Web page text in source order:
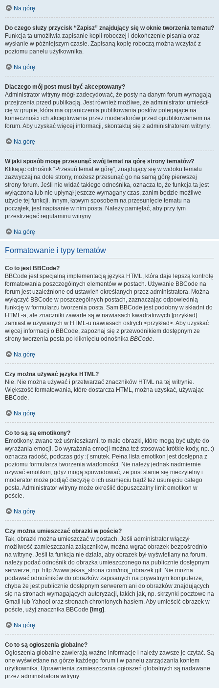
Na górę
Do czego służy przycisk “Zapisz” znajdujący się w oknie tworzenia tematu?
Funkcja ta umożliwia zapisanie kopii roboczej i dokończenie pisania oraz
wysłanie w późniejszym czasie. Zapisaną kopię roboczą można wczytać z
poziomu panelu użytkownika.
Na górę
Dlaczego mój post musi być akceptowany?
Administrator witryny mógł zadecydować, że posty na danym forum wymagają
przejrzenia przed publikacją. Jest również możliwe, że administrator umieścił
cię w grupie, która ma ograniczenia publikowania postów polegające na
konieczności ich akceptowania przez moderatorów przed opublikowaniem na
forum. Aby uzyskać więcej informacji, skontaktuj się z administratorem witryny.
Na górę
W jaki sposób mogę przesunąć swój temat na górę strony tematów?
Klikając odnośnik “Przesuń temat w górę”, znajdujący się w widoku tematu
zazwyczaj na dole strony, możesz przesunąć go na samą górę pierwszej
strony forum. Jeśli nie widać takiego odnośnika, oznacza to, że funkcja ta jest
wyłączona lub nie upłynął jeszcze wymagany czas, zanim będzie możliwe
użycie tej funkcji. Innym, łatwym sposobem na przesunięcie tematu na
początek, jest napisanie w nim posta. Należy pamiętać, aby przy tym
przestrzegać regulaminu witryny.
Na górę
Formatowanie i typy tematów
Co to jest BBCode?
BBCode jest specjalną implementacją języka HTML, która daje lepszą kontrolę
formatowania poszczególnych elementów w postach. Używanie BBCode na
forum jest uzależnione od ustawień określanych przez administratora. Można
wyłączyć BBCode w poszczególnych postach, zaznaczając odpowiednią
funkcję w formularzu tworzenia posta. Sam BBCode jest podobny w składni do
HTML-a, ale znaczniki zawarte są w nawiasach kwadratowych [przykład]
zamiast w używanych w HTML-u nawiasach ostrych <przykład>. Aby uzyskać
więcej informacji o BBCode, zapoznaj się z przewodnikiem dostępnym ze
strony tworzenia posta po kliknięciu odnośnika BBCode.
Na górę
Czy można używać języka HTML?
Nie. Nie można używać i przetwarzać znaczników HTML na tej witrynie.
Większość formatowania, które dostarcza HTML, można uzyskać, używając
BBCode.
Na górę
Co to są są emotikony?
Emotikony, zwane też uśmieszkami, to małe obrazki, które mogą być użyte do
wyrażania emocji. Do wyrażania emocji można też stosować krótkie kody, np. :)
oznacza radość, podczas gdy :( smutek. Pełna lista emotikon jest dostępna z
poziomu formularza tworzenia wiadomości. Nie należy jednak nadmiernie
używać emotikon, gdyż mogą spowodować, że post stanie się nieczytelny i
moderator może podjąć decyzję o ich usunięciu bądź też usunięciu całego
posta. Administrator witryny może określić dopuszczalny limit emotikon w
poście.
Na górę
Czy można umieszczać obrazki w poście?
Tak, obrazki można umieszczać w postach. Jeśli administrator włączył
możliwość zamieszczania załączników, można wgrać obrazek bezpośrednio
na witrynę. Jeśli ta funkcja nie działa, aby obrazek był wyświetlany na forum,
należy podać odnośnik do obrazka umieszczonego na publicznie dostępnym
serwerze, np. http://www.jakas_strona.com/moj_obrazek.gif. Nie można
podawać odnośników do obrazków zapisanych na prywatnym komputerze,
chyba że jest publicznie dostępnym serwerem ani do obrazków znajdujących
się na stronach wymagających autoryzacji, takich jak, np. skrzynki pocztowe na
Gmail lub Yahoo! oraz stronach chronionych hasłem. Aby umieścić obrazek w
poście, użyj znacznika BBCode [img] .
Na górę
Co to są ogłoszenia globalne?
Ogłoszenia globalne zawierają ważne informacje i należy zawsze je czytać. Są
one wyświetlane na górze każdego forum i w panelu zarządzania kontem
użytkownika. Uprawnienia zamieszczania ogłoszeń globalnych są nadawane
przez administratora witryny.